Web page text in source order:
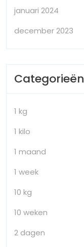
januari 2024
december 2023
Categorieën
1 kg
1 kilo
1 maand
1 week
10 kg
10 weken
2 dagen